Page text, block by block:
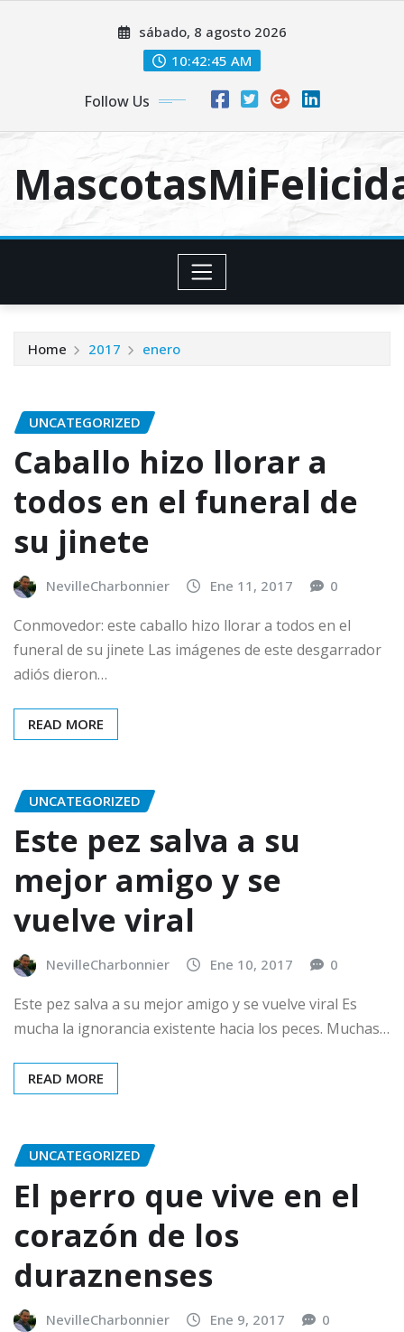
sábado, 8 agosto 2026
10:42:45 AM
Follow Us
Home 2017 enero
UNCATEGORIZED
Caballo hizo llorar a
todos en el funeral de
su jinete
NevilleCharbonnier Ene 11, 2017 0
Conmovedor: este caballo hizo llorar a todos en el
funeral de su jinete Las imágenes de este desgarrador
adiós dieron…
READ MORE
UNCATEGORIZED
Este pez salva a su
mejor amigo y se
vuelve viral
NevilleCharbonnier Ene 10, 2017 0
Este pez salva a su mejor amigo y se vuelve viral Es
mucha la ignorancia existente hacia los peces. Muchas…
READ MORE
UNCATEGORIZED
El perro que vive en el
corazón de los
duraznenses
NevilleCharbonnier Ene 9, 2017 0